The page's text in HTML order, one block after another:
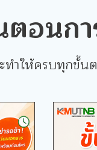
อนก
ให้ครบทุกขั้นต